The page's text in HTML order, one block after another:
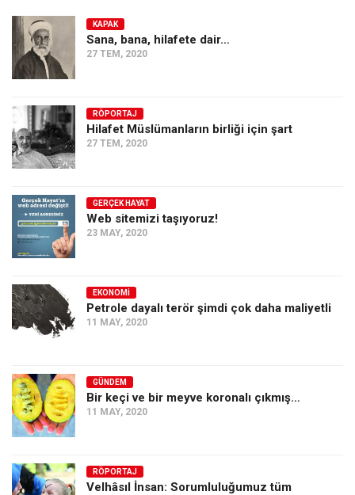
İslam Dünyası
Amerika
Düşünce
Dosyalar
KAPAK
Sana, bana, hilafete dair…
27 TEM, 2020
RÖPORTAJ
Hilafet Müslümanların birliği için şart
27 TEM, 2020
GERÇEK HAYAT
Web sitemizi taşıyoruz!
23 MAY, 2020
EKONOMI
Petrole dayalı terör şimdi çok daha maliyetli
11 MAY, 2020
GÜNDEM
Bir keçi ve bir meyve koronalı çıkmış…
11 MAY, 2020
RÖPORTAJ
Velhâsıl İnsan: Sorumluluğumuz tüm